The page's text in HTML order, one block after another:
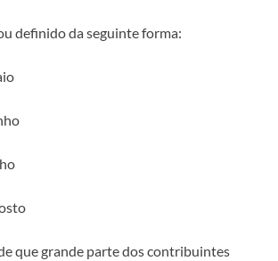
definido da seguinte forma:
que grande parte dos contribuintes